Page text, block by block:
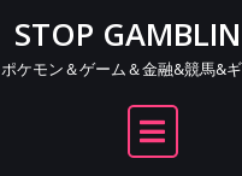
STOP
ポケモン＆ゲーム＆金融&競馬&